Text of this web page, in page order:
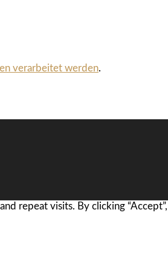
verarbeitet werden.
repeat visits. By clicking